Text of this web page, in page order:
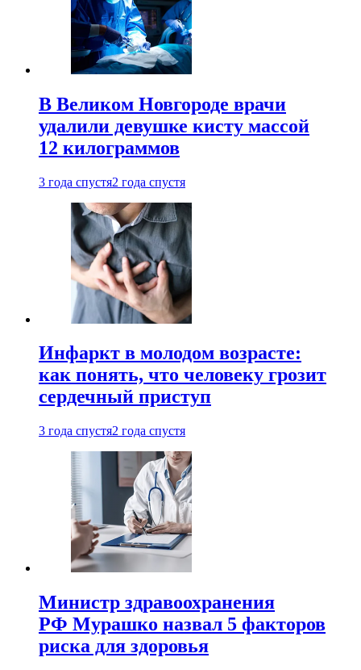
В Великом Новгороде врачи
удалили девушке кисту массой
12 килограммов
3 года спустя2 года спустя
Инфаркт в молодом возрасте:
как понять, что человеку грозит
сердечный приступ
3 года спустя2 года спустя
Министр здравоохранения
РФ Мурашко назвал 5 факторов
риска для здоровья